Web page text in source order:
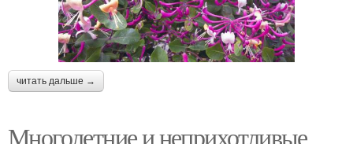
читать дальше →
Многолетние и неприхотливые